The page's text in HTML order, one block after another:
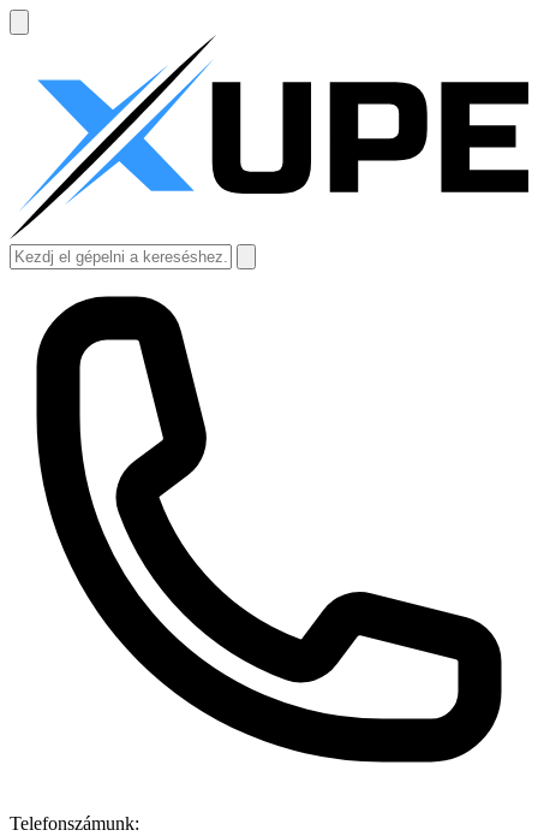
Telefonszámunk: